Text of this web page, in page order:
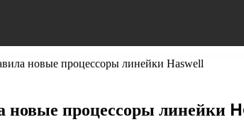
новые процессоры линейки Haswell
новые процессоры линейки